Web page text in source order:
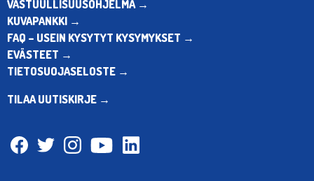
VASTUULLISUUSOHJELMA →
KUVAPANKKI →
FAQ – USEIN KYSYTYT KYSYMYKSET →
EVÄSTEET →
TIETOSUOJASELOSTE →
TILAA UUTISKIRJE →